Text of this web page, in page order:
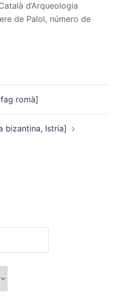
d’Arqueologia
de Palol, número de
romà]
bizantina, Istria]